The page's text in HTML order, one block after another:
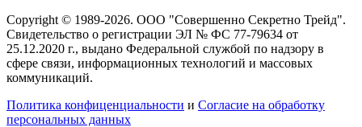
Copyright © 1989-2026. ООО "Совершенно Секретно Трейд".
Свидетельство о регистрации ЭЛ № ФС 77-79634 от
25.12.2020 г., выдано Федеральной службой по надзору в
сфере связи, информационных технологий и массовых
коммуникаций.
Политика конфиценциальности и Согласие на обработку
персональных данных